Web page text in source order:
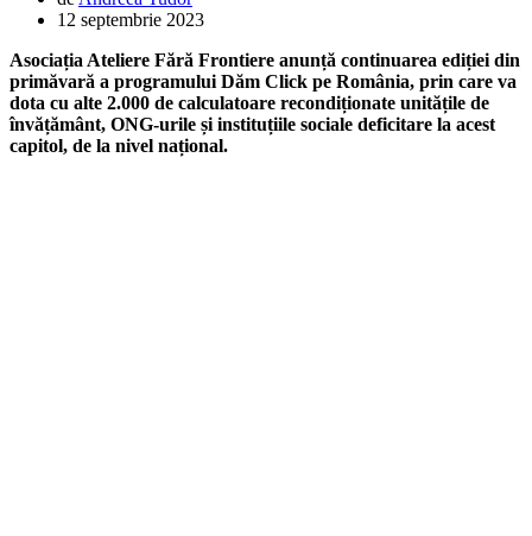
12 septembrie 2023
Asociația Ateliere Fără Frontiere anunță continuarea ediției din
primăvară a programului Dăm Click pe România, prin care va
dota cu alte 2.000 de calculatoare recondiționate unitățile de
învățământ, ONG-urile și instituțiile sociale deficitare la acest
capitol, de la nivel național.